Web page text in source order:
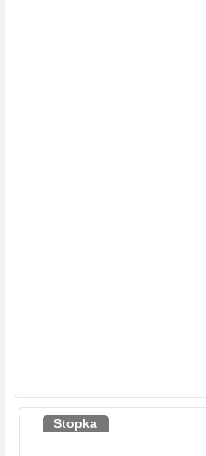
Stopka